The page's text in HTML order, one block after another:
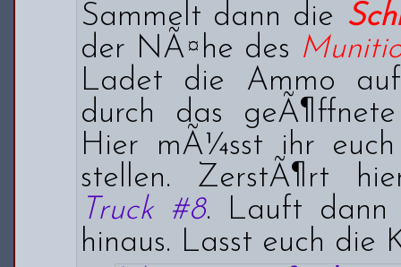
Sammelt dann die
der NÃ¤he des
Ladet die Ammo
durch das
Hier mÃ¼sst ihr
stellen. ZerstÃ¶rt
Truck #8. Lauft dann
hinaus. Lasst euch die